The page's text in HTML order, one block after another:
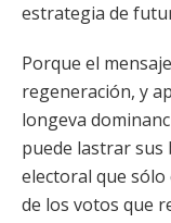
estrategia de
Porque el
regeneración, y
longeva
puede lastrar sus
electoral que sólo
de los votos que